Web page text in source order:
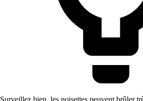
Surveillez bien, les noisettes peuvent brûler